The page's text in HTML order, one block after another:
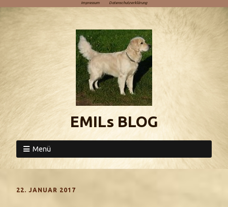
Impressum Datenschutzerklärung
EMILs BLOG
Menü
22. JANUAR 2017